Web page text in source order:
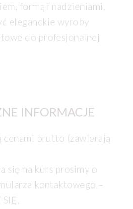
formą i nadzieniami,
eleganckie wyroby
do profesjonalnej
INFORMACJE
cenami brutto (zawierają
się na kurs prosimy o
kontaktowego –